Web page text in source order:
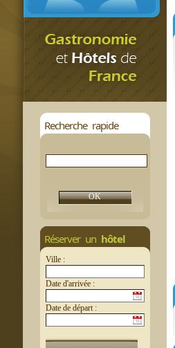
Recherche rapide
Réserver un hôtel
Ville :
Date d'arrivée :
Date de départ :